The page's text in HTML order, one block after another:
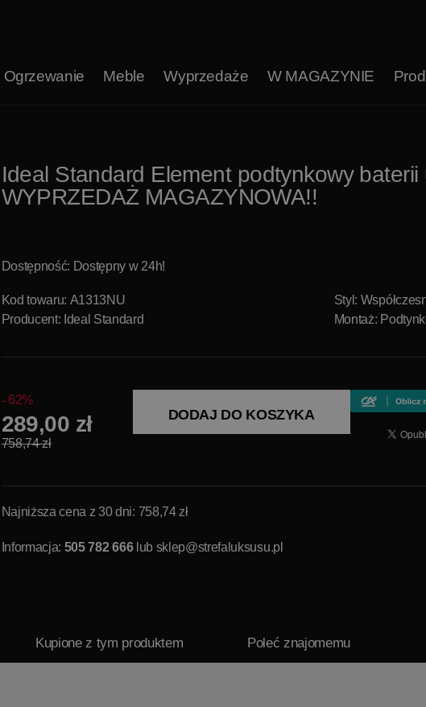
Ogrzewanie Meble Wyprzedaże W MAGAZYNIE
Ideal Standard Element podtynkowy
WYPRZEDAŻ MAGAZYNOWA!!
Dostępność: Dostępny w 24h!
Kod towaru: A1313NU
Producent: Ideal Standard
Styl:
Montaż:
62%
289,00 zł
758,74 zł
DODAJ DO KOSZYKA
Najniższa cena z 30 dni: 758,74 zł
Informacja: 505 782 666lub sklep@strefaluksusu.pl
Kupione z tym produktem Poleć znajomemu